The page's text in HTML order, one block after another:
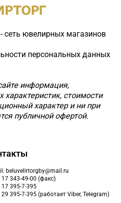
ювелирных магазинов
персональных данных
информация,
стоимости
характер и ни при
публичной офертой.
beluvelirtorgby@mail.ru
17 343-49-00 (факс)
17 395-7-395
395-7-395 (работает Viber, Telegram)